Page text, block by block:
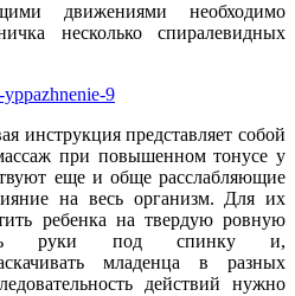
движениями необходимо
несколько спиралевидных
инструкция представляет собой
при повышенном тонусе у
еще и обще расслабляющие
на весь организм. Для их
ребенка на твердую ровную
руки под спинку и,
младенца в разных
действий нужно